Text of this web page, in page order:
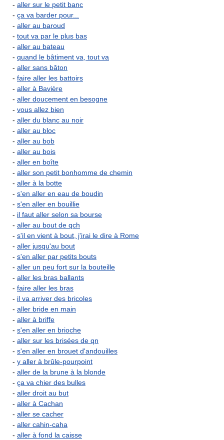
- aller sur le petit banc
- ça va barder pour...
- aller au baroud
- tout va par le plus bas
- aller au bateau
- quand le bâtiment va, tout va
- aller sans bâton
- faire aller les battoirs
- aller à Bavière
- aller doucement en besogne
- vous allez bien
- aller du blanc au noir
- aller au bloc
- aller au bob
- aller au bois
- aller en boîte
- aller son petit bonhomme de chemin
- aller à la botte
- s'en aller en eau de boudin
- s'en aller en bouillie
- il faut aller selon sa bourse
- aller au bout de qch
- s'il en vient à bout, j'irai le dire à Rome
- aller jusqu'au bout
- s'en aller par petits bouts
- aller un peu fort sur la bouteille
- aller les bras ballants
- faire aller les bras
- il va arriver des bricoles
- aller bride en main
- aller à briffe
- s'en aller en brioche
- aller sur les brisées de qn
- s'en aller en brouet d'andouilles
- y aller à brûle-pourpoint
- aller de la brune à la blonde
- ça va chier des bulles
- aller droit au but
- aller à Cachan
- aller se cacher
- aller cahin-caha
- aller à fond la caisse